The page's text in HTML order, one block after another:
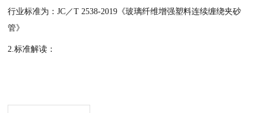
行业标准为：JC／T 2538-2019《玻璃纤维增强塑料连续缠绕夹砂
管》
2.标准解读：